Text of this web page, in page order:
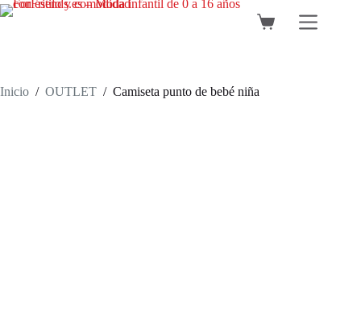
Saltar
al
Carro
Inicio / OUTLET / Camiseta punto de bebé niña